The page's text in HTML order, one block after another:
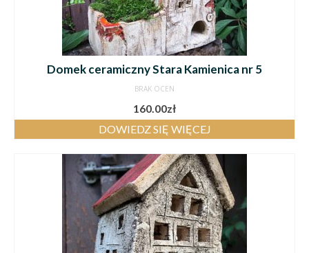
Domek ceramiczny Stara Kamienica nr 5
BRAK OCEN
160.00zł
DOWIEDZ SIĘ WIĘCEJ